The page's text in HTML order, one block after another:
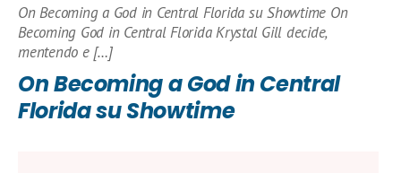
On Becoming a God in Central Florida su Showtime On
Becoming God in Central Florida Krystal Gill decide,
mentendo e […]
On Becoming a God in Central
Florida su Showtime